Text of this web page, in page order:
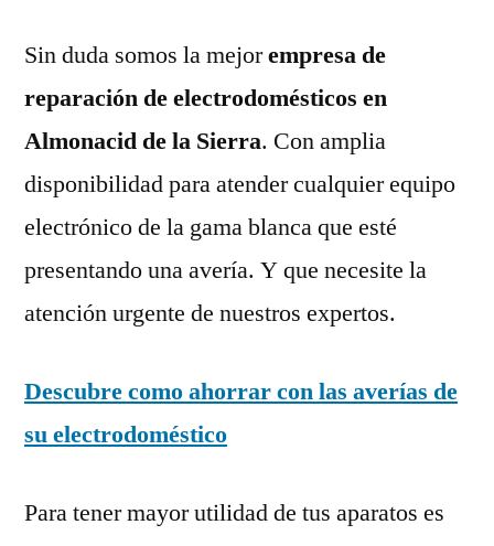
Sin duda somos la mejorempresa de
reparación de electrodomésticos en
Almonacid de la Sierra. Con amplia
disponibilidad para atender cualquier equipo
electrónico de la gama blanca que esté
presentando una avería. Y que necesite la
atención urgente de nuestros expertos.
Descubre como ahorrar con las averías de
su electrodoméstico
Para tener mayor utilidad de tus aparatos es